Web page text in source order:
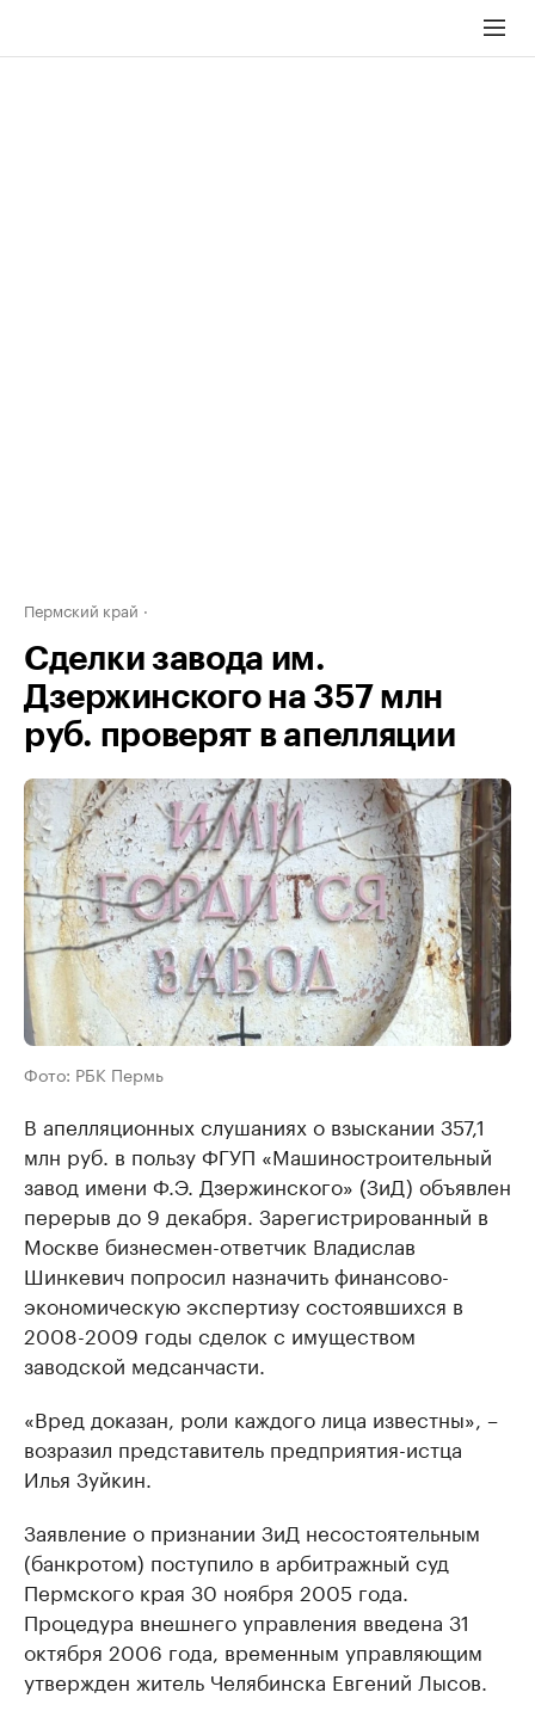
Пермский край
Сделки завода им.
Дзержинского на 357 млн
руб. проверят в апелляции
Фото: РБК Пермь
В апелляционных слушаниях о взыскании 357,1
млн руб. в пользу ФГУП «Машиностроительный
завод имени Ф.Э. Дзержинского» (ЗиД) объявлен
перерыв до 9 декабря. Зарегистрированный в
Москве бизнесмен-ответчик Владислав
Шинкевич попросил назначить финансово-
экономическую экспертизу состоявшихся в
2008-2009 годы сделок с имуществом
заводской медсанчасти.
«Вред доказан, роли каждого лица известны», –
возразил представитель предприятия-истца
Илья Зуйкин.
Заявление о признании ЗиД несостоятельным
(банкротом) поступило в арбитражный суд
Пермского края 30 ноября 2005 года.
Процедура внешнего управления введена 31
октября 2006 года, временным управляющим
утвержден житель Челябинска Евгений Лысов.